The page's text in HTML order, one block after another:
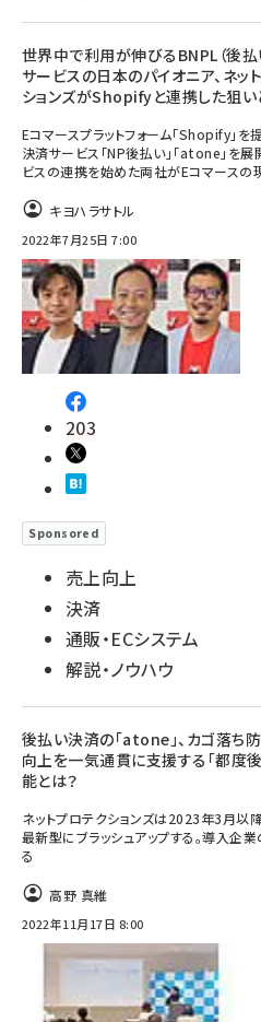
世界中で利用が伸びるBNPL（後払
サービスの日本のパイオニア、ネッ
ションズがShopifyと連携した狙い
Eコマースプラットフォーム「Shopify」
決済サービス「NP後払い」「atone」を展
ビスの連携を始めた両社がEコマースの
キヨハラサトル
2022年7月25日 7:00
203
Sponsored
売上向上
決済
通販・ECシステム
解説・ノウハウ
後払い決済の「atone」、カゴ落ち
向上を一気通貫に支援する「都度
能とは？
ネットプロテクションズは2023年3月以
最新型にブラッシュアップする。導入企
る
高野 真維
2022年11月17日 8:00